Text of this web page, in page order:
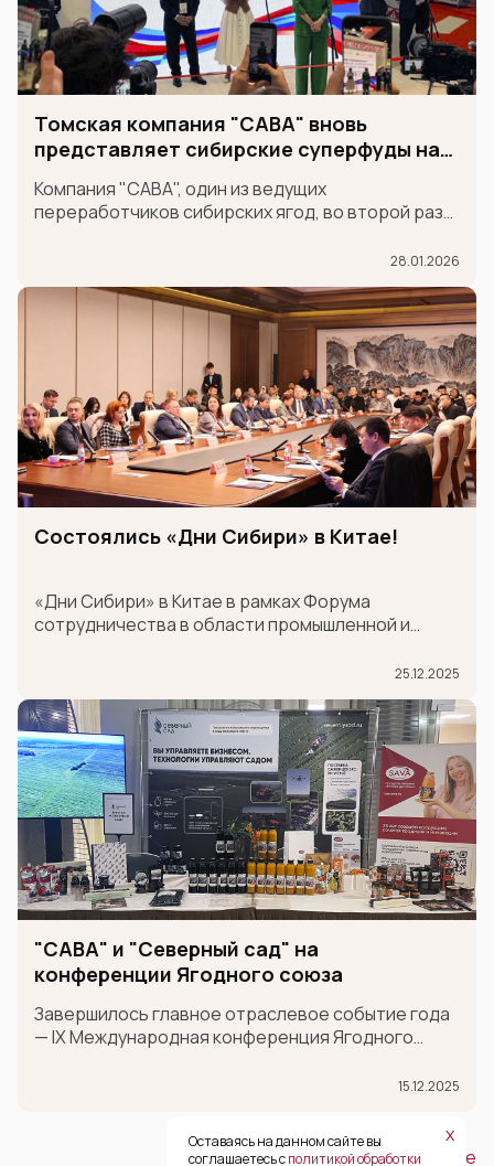
Томская компания "САВА" вновь
представляет сибирские суперфуды на
Компания "САВА", один из ведущих
переработчиков сибирских ягод, во второй раз
международной продовольственной выставке
GULFOOD в составе экспозиции MADE IN RUSSIA,
которая проходит в Дубае 26-30 января.
28.01.2026
Состоялись «Дни Сибири» в Китае!
«Дни Сибири» в Китае в рамках Форума
сотрудничества в области промышленной и
провинцией Шаньдун и странами Шанхайской
организации сотрудничества (ШОС).
25.12.2025
"САВА" и "Северный сад" на
конференции Ягодного союза
Завершилось главное отраслевое событие года
— IX Международная конференция Ягодного
15.12.2025
Посмотреть все
Оставаясь на данном сайте вы
соглашаетесь сполитикой обработки
х